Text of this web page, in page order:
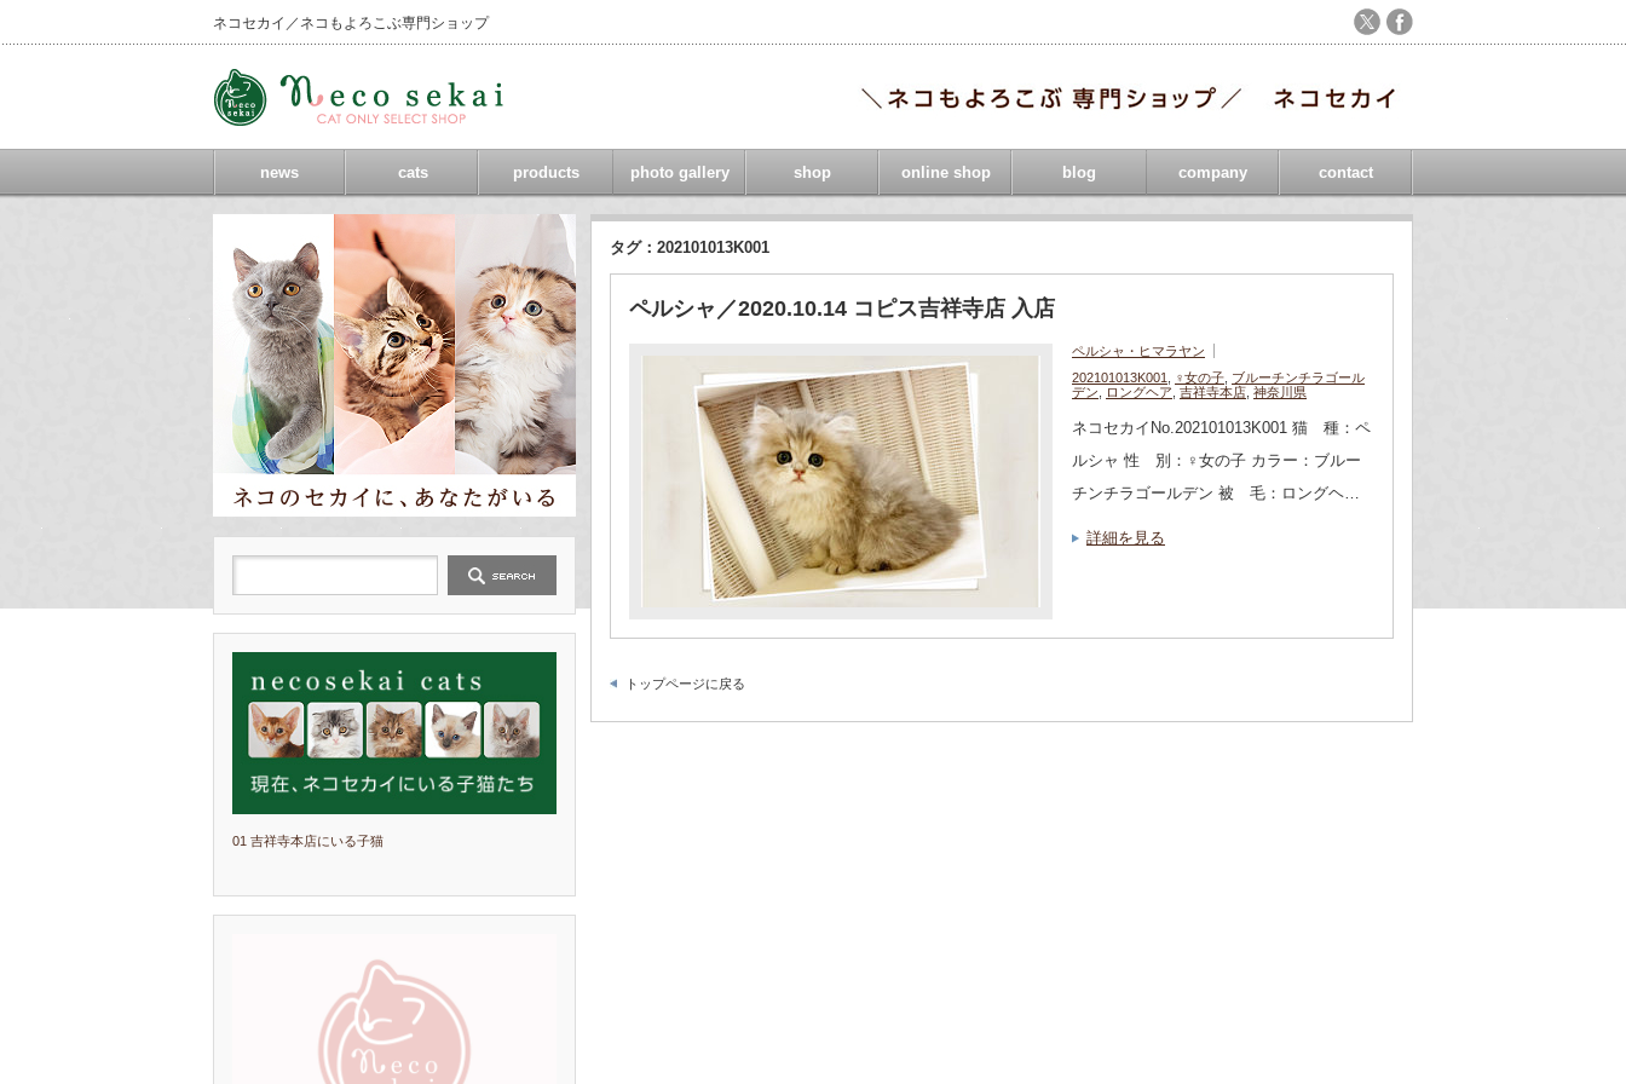
ネコセカイ／ネコもよろこぶ専門ショップ
news cats products photo gallery shop online shop blog company contact
タグ：202101013K001
ペルシャ／2020.10.14 コピス吉祥寺店 入店
ペルシャ・ヒマラヤン
202101013K001
♀女の子 ブルーチンチラゴール
デン
ロングヘア 吉祥寺本店 神奈川県
ネコセカイNo.202101013K001 猫 種：ペ
ルシャ 性 別：♀女の子 カラー：ブルー
チンチラゴールデン 被 毛：ロングヘ…
詳細を見る
トップページに戻る
01 吉祥寺本店にいる子猫